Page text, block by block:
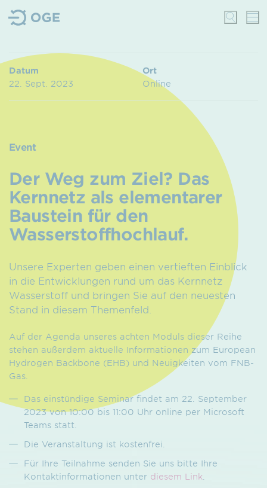
Datum
22. Sept. 2023
Ort
Online
Event
Der Weg zum Ziel? Das
Kernnetz als elementarer
Baustein für den
Wasserstoffhochlauf.
Unsere Experten geben einen vertieften Einblick
in die Entwicklungen rund um das Kernnetz
Wasserstoff und bringen Sie auf den neuesten
Stand in diesem Themenfeld.
Auf der Agenda unseres achten Moduls dieser Reihe
stehen außerdem aktuelle Informationen zum European
Hydrogen Backbone (EHB) und Neuigkeiten vom FNB-
Gas.
Das einstündige Seminar findet am 22. September
2023 von 10:00 bis 11:00 Uhr online per Microsoft
Teams statt.
Die Veranstaltung ist kostenfrei.
Für Ihre Teilnahme senden Sie uns bitte Ihre
Kontaktinformationen unter diesem Link